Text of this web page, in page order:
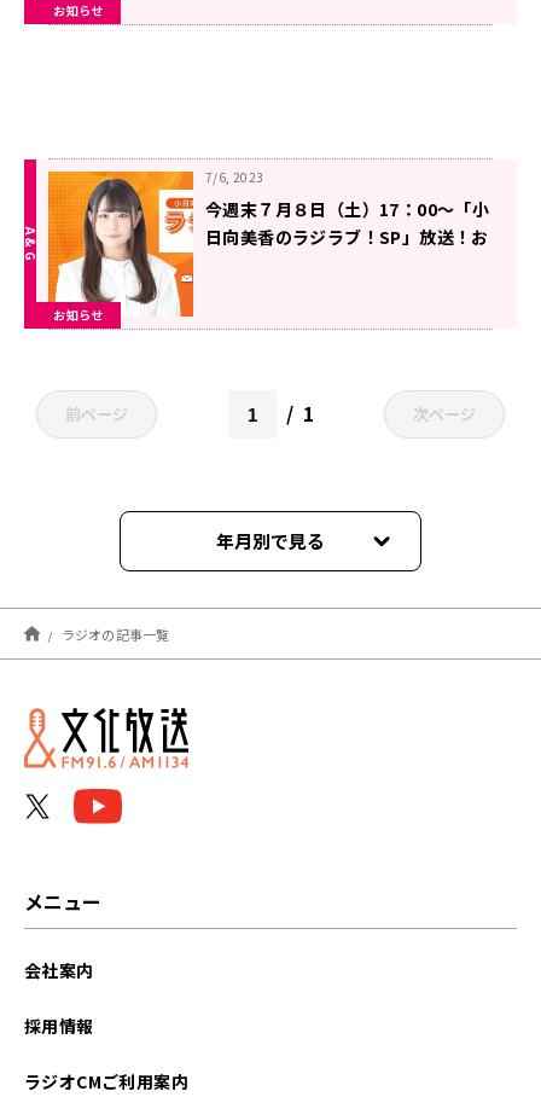
お知らせ
お知らせ
7/6, 2023
今週末７月８日（土）17：00～「小
日向美香のラジラブ！SP」放送！お
前ページ 1 次ページ
年月別で見る
2026年08月
2026年07月
2026年06月
ラジオの記事一覧
メニュー
会社案内
採用情報
ラジオCMご利用案内